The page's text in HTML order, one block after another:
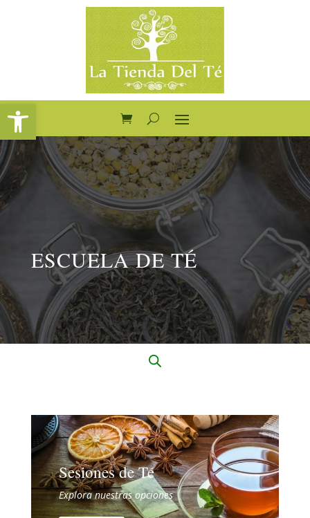
Abrir barra de herramientas
ESCUELA DE TÉ
Sesiones de Té
Explora nuestras opciones